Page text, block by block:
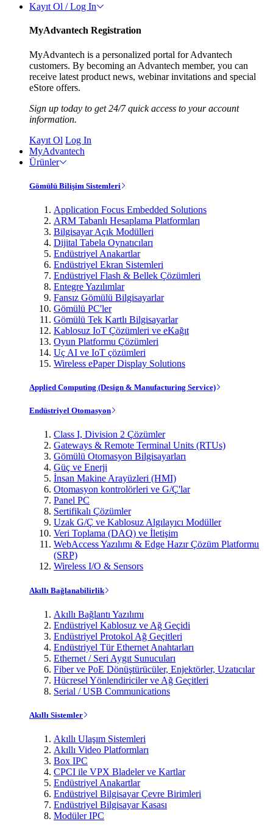
Kayıt Ol / Log In
MyAdvantech Registration
MyAdvantech is a personalized portal for Advantech
customers. By becoming an Advantech member, you can
receive latest product news, webinar invitations and special
eStore offers.
Sign up today to get 24/7 quick access to your account
information.
Kayıt Ol Log In
MyAdvantech
Ürünler
Gömülü Bilişim Sistemleri
Application Focus Embedded Solutions
ARM Tabanlı Hesaplama Platformları
Bilgisayar Açık Modülleri
Dijital Tabela Oynatıcıları
Endüstriyel Anakartlar
Endüstriyel Ekran Sistemleri
Endüstriyel Flash & Bellek Çözümleri
Entegre Yazılımlar
Fansız Gömülü Bilgisayarlar
Gömülü PC'ler
Gömülü Tek Kartlı Bilgisayarlar
Kablosuz IoT Çözümleri ve eKağıt
Oyun Platformu Çözümleri
Uç AI ve IoT çözümleri
Wireless ePaper Display Solutions
Applied Computing (Design & Manufacturing Service)
Endüstriyel Otomasyon
Class I, Division 2 Çözümler
Gateways & Remote Terminal Units (RTUs)
Gömülü Otomasyon Bilgisayarları
Güç ve Enerji
İnsan Makine Arayüzleri (HMI)
Otomasyon kontrolörleri ve G/Ç'lar
Panel PC
Sertifikalı Çözümler
Uzak G/Ç ve Kablosuz Algılayıcı Modüller
Veri Toplama (DAQ) ve İletişim
WebAccess Yazılımı & Edge Hazır Çözüm Platformu
(SRP)
Wireless I/O & Sensors
Akıllı Bağlanabilirlik
Akıllı Bağlantı Yazılımı
Endüstriyel Kablosuz ve Ağ Geçidi
Endüstriyel Protokol Ağ Geçitleri
Endüstriyel Tür Ethernet Anahtarları
Ethernet / Seri Aygıt Sunucuları
Fiber ve PoE Dönüştürücüler, Enjektörler, Uzatıcılar
Hücresel Yönlendiriciler ve Ağ Geçitleri
Serial / USB Communications
Akıllı Sistemler
Akıllı Ulaşım Sistemleri
Akıllı Video Platformları
Box IPC
CPCI ile VPX Bladeler ve Kartlar
Endüstriyel Anakartlar
Endüstriyel Bilgisayar Çevre Birimleri
Endüstriyel Bilgisayar Kasası
Modüler IPC